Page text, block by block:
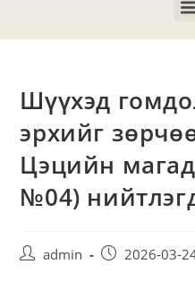
Шүүхэд
эрхийг
Цэцийн
№04)
admin 2026-03-